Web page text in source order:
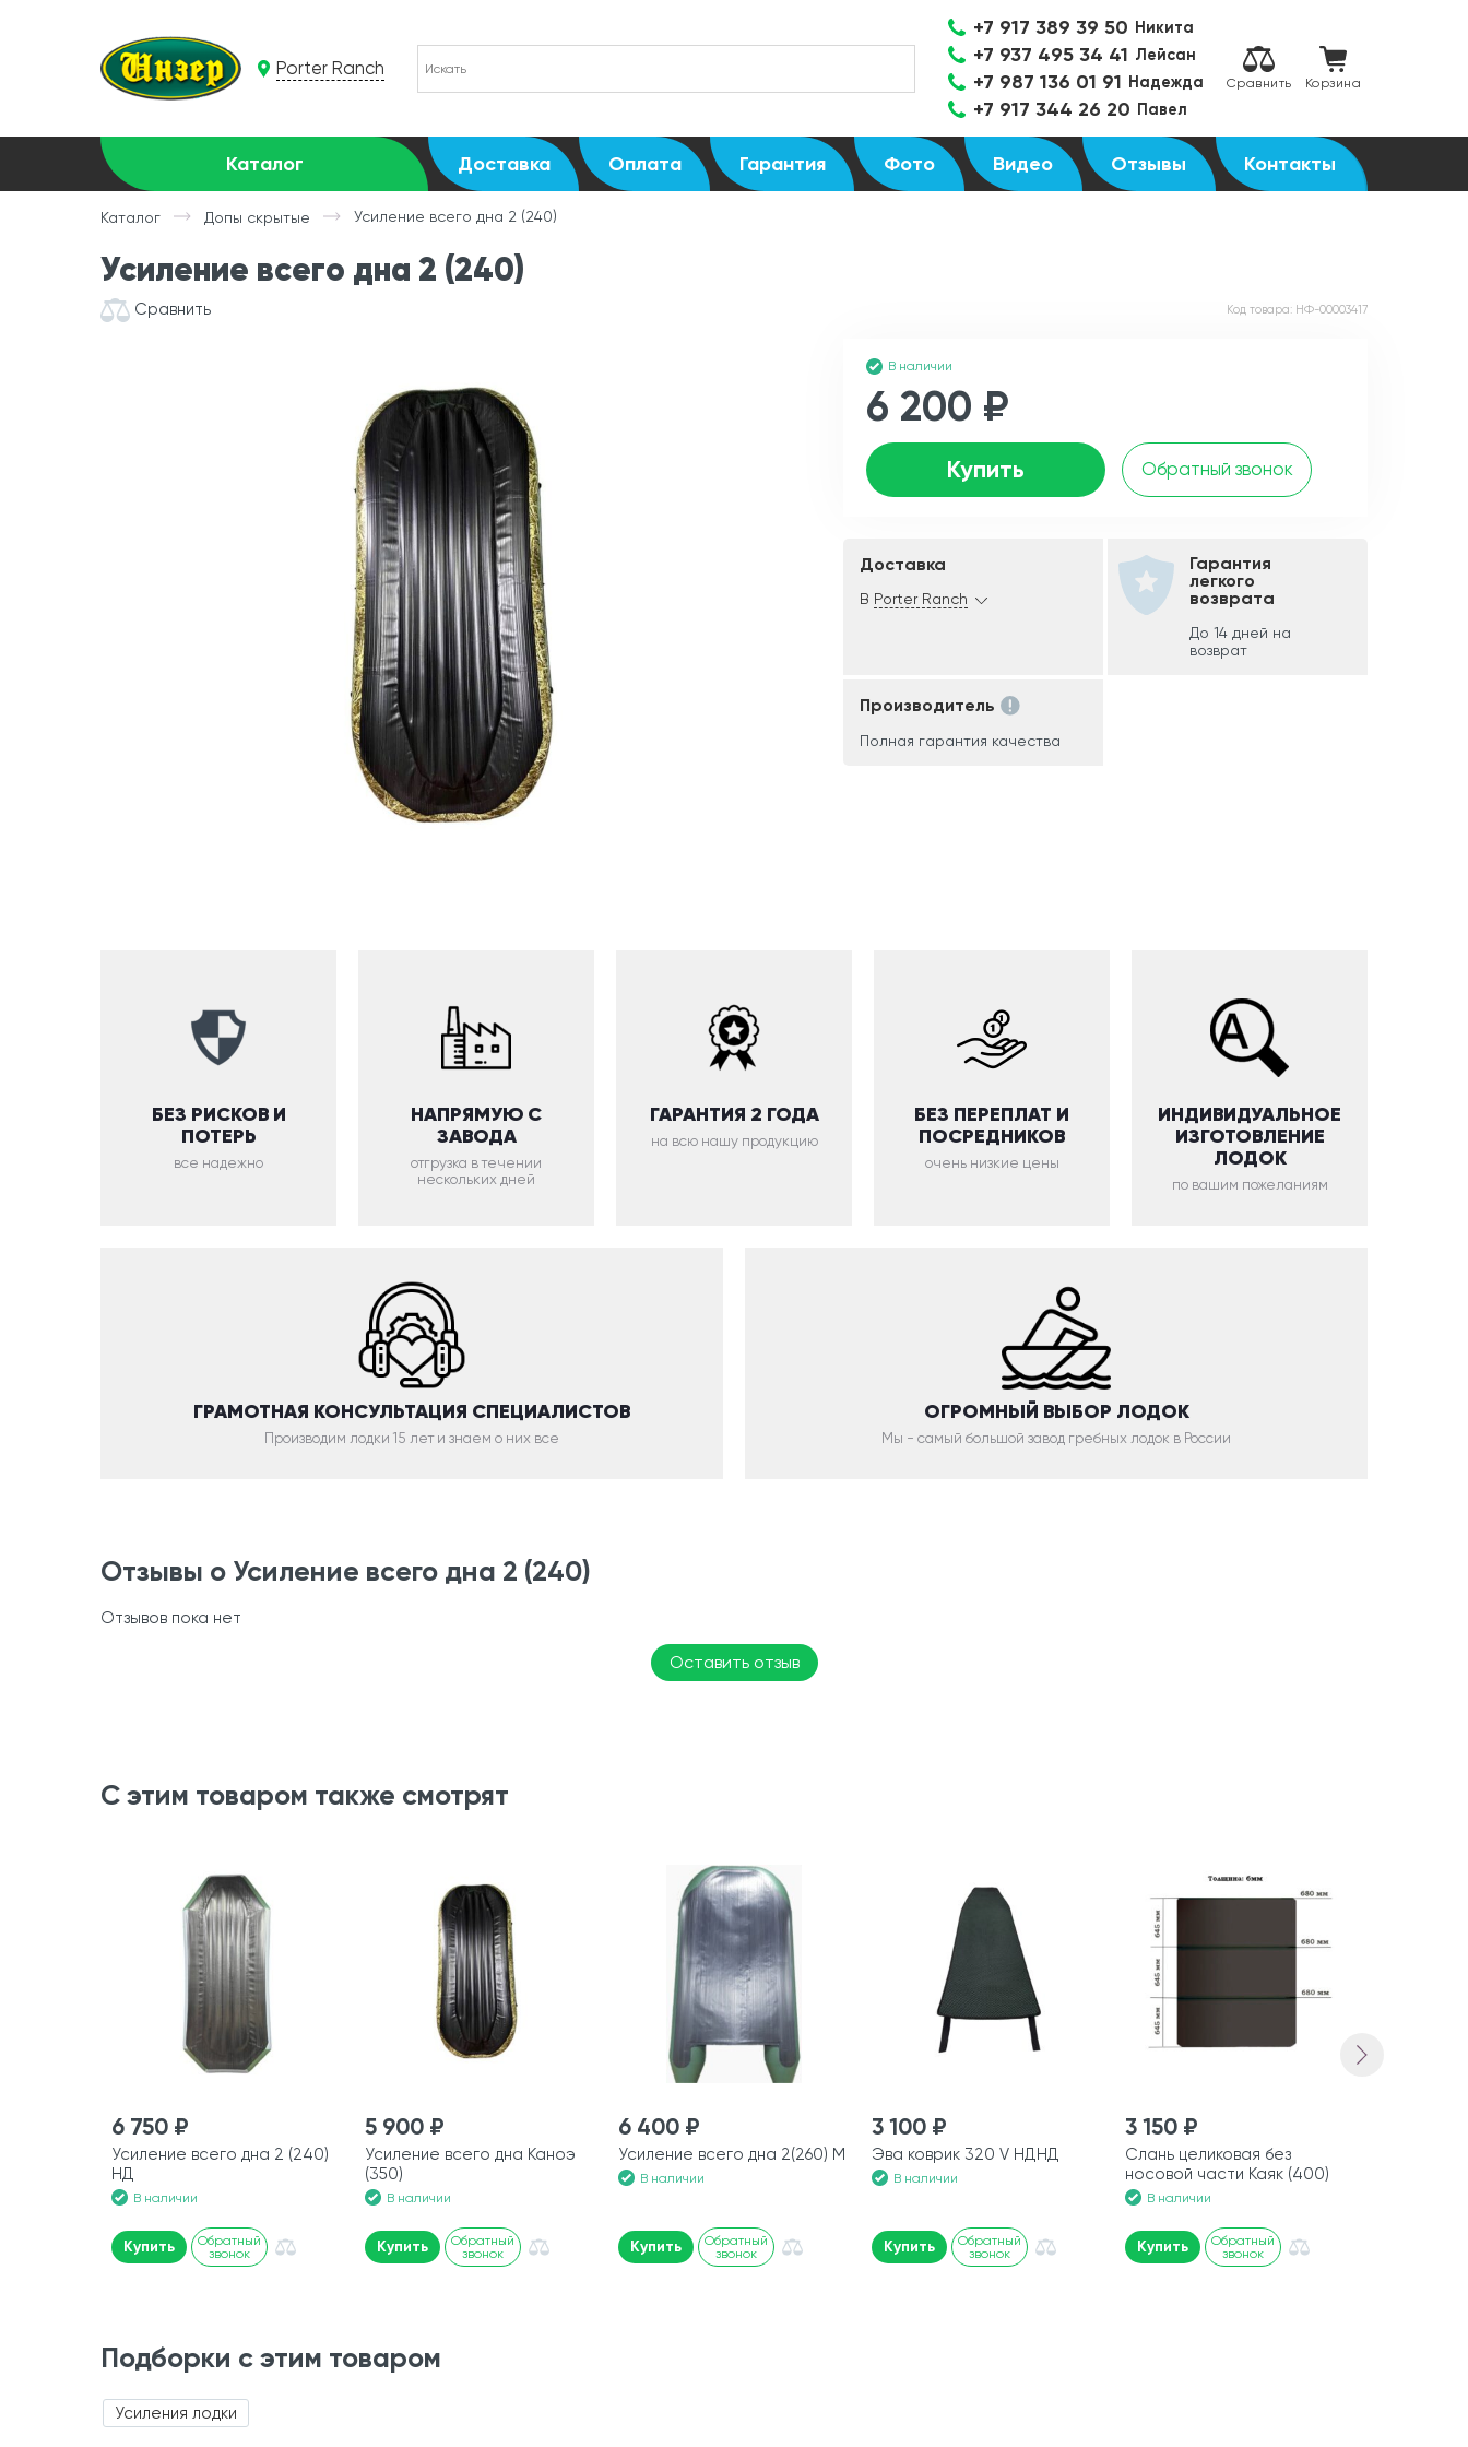
Porter Ranch
+7 917 389 39 50 Никита
+7 937 495 34 41 Лейсан
+7 987 136 01 91 Надежда
+7 917 344 26 20 Павел
Сравнить Корзина
Каталог Доставка Оплата Гарантия Фото Видео Отзывы Контакты
Каталог Допы скрытые Усиление всего дна 2 (240)
Усиление всего дна 2 (240)
Сравнить Код товара: НФ-00003417
В наличии
6 200 ₽
Купить Обратный звонок
Доставка
В Porter Ranch
Гарантия
легкого
возврата
До 14 дней на
возврат
Производитель
Полная гарантия качества
БЕЗ РИСКОВ И
ПОТЕРЬ
все надежно
НАПРЯМУЮ С
ЗАВОДА
отгрузка в течении
нескольких дней
ГАРАНТИЯ 2 ГОДА
на всю нашу продукцию
БЕЗ ПЕРЕПЛАТ И
ПОСРЕДНИКОВ
очень низкие цены
ИНДИВИДУАЛЬНОЕ
ИЗГОТОВЛЕНИЕ
ЛОДОК
по вашим пожеланиям
ГРАМОТНАЯ КОНСУЛЬТАЦИЯ СПЕЦИАЛИСТОВ
Производим лодки 15 лет и знаем о них все
ОГРОМНЫЙ ВЫБОР ЛОДОК
Мы - самый большой завод гребных лодок в России
Отзывы о Усиление всего дна 2 (240)
Отзывов пока нет
Оставить отзыв
С этим товаром также смотрят
6 750 ₽
Усиление всего дна 2 (240)
НД
В наличии
Купить
Обратный
звонок
5 900 ₽
Усиление всего дна Каноэ
(350)
В наличии
Купить
Обратный
звонок
6 400 ₽
Усиление всего дна 2(260) М
В наличии
Купить
Обратный
звонок
3 100 ₽
Эва коврик 320 V НДНД
В наличии
Купить
Обратный
звонок
3 150 ₽
Слань целиковая без
носовой части Каяк (400)
В наличии
Купить
Обратный
звонок
Подборки с этим товаром
Усиления лодки